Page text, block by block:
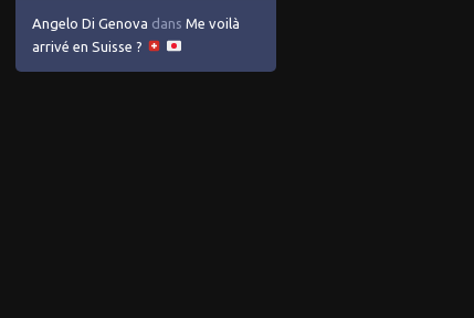
Angelo Di Genova dans Me voilà
arrivé en Suisse ?